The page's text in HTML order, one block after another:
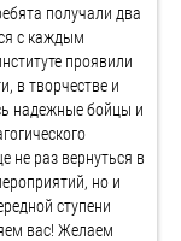
получали два
с каждым
проявили
в творчестве и
надежные бойцы и
не раз вернуться в
но и
ступени
вас! Желаем